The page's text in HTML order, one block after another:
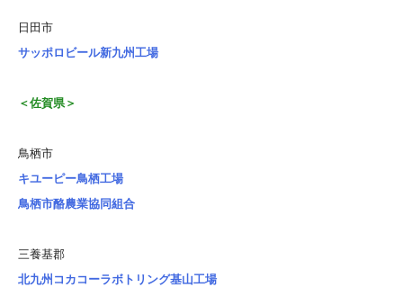
日田市
サッポロビール新九州工場
＜佐賀県＞
鳥栖市
キユーピー鳥栖工場
鳥栖市酪農業協同組合
三養基郡
北九州コカコーラボトリング基山工場